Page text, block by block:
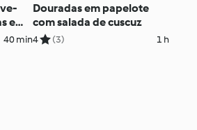
e
40 min
Douradas em papelote
com salada de cuscuz
4 (3) 1 h